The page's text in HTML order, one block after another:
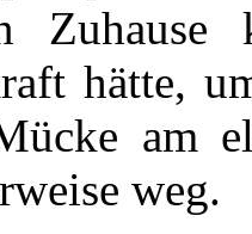
Zuhause
hätte,
am
weg.